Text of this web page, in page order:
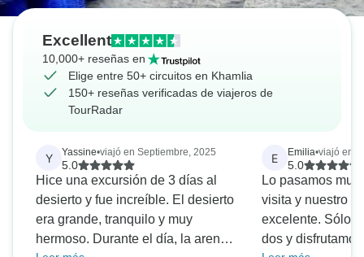
Excellent
10,000+ reseñas en
Elige entre 50+ circuitos en Khamlia
150+ reseñas verificadas de viajeros de
TourRadar
Y Yassine•viajó en Septiembre, 2025
5.0
Hice una excursión de 3 días al
desierto y fue increíble. El desierto
era grande, tranquilo y muy
hermoso. Durante el día, la arena
E Emilia•viajó en
5.0
Lo pasamos
visita y nuestro
excelente. Sólo
dos y